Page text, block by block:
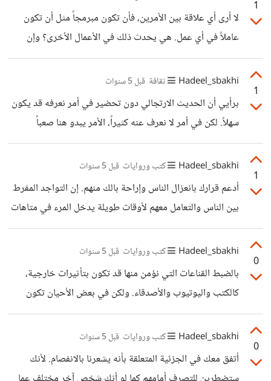
أحدهم بالتدخين حولي. و هناك بعض من السائقين عندما أصعد
معهم أو حتى أشخاص عاديين عند جلوسي معهم إن كانوا
يدخنون وطلبت منهم التوقف فيرفضوا. رغم أنني أطلب ذلك
1
لا أرى أي علاقة بين الأمرين، فأن تكون مبرمجاً مثل أن تكون
عاملاً في أي عمل. هي يحدث ذلك في الأعمال الأخرى؟ وإن
أصيب أحد المبرمجين بالهوس بالبرمجة نفسها، فهذا يمكن أن
يحدث في أي مجال من مجالات العمل. وفي القصة التي طرحها
الموضوع لا أجد رد فعل الزوجة خاطئاً، في النهاية إنه عملها وهي
تحبه كما يحب كل شخص منا عمله.
1
Hadeel_sbakhi ثقافة قبل 5 سنوات
برأيي أن الحديث الارتجالي دون تحضير في أمر نعرفه قد يكون
سهلاً. لكن في أمر لا نعرف عنه كثيراً، الأمر يبدو هنا صعباً
ومربكاً. ربما إن كان لدينا علم بأحد جوانب الموضوع قد نستطيع
التصرف لكن ماذا لو لم لكن لدينا أي علم في هذا الموضوع؟ أفكار
أخرى قد تكون: تبدأ الحديث بتوضيح ماهو الشيء الذي
ستتحدث عنه. تضرب الأمثلة حتى يكون كلامك واضحاً ومفهوماً
تماماً. تنهي الخطاب على هيئة تلخيص لما تحدثت عنه وما الأمور
1
Hadeel_sbakhi كتب وروايات قبل 5 سنوات
أدعم قرارك بانعزال الناس وإراحة بالك منهم. إن التواجد المفرط
بين الناس والتعامل معهم لأوقات طويلة يدخل المرء في متاهات
هو في غنى عنها. فيكفي الحفاظ على عدد محدود من العلاقات
كالأصدقاء المقربين وأفراد العائلة الداعمين.
0
Hadeel_sbakhi كتب وروايات قبل 5 سنوات
بالضبط القناعات التي نؤمن منها قد تكون بتأثيرات خارجية،
كالكتب واليوتيوب والأصدقاء. ولكن في بعض الأحيان تكون
بتأثير داخلي كتجاربك في الحياة والدروس المستفادة من هذه
التجارب. بالنسبة لي قناعاتي في الغالب مكتسبة من الكتب، لكن
بالطبع لم أكن كمن يأخذ الأفكار ويضعها في رأسه للتطبيق
وحسب. بل كنت أدرسها وأتساءل لمَ ذلك صحيح ولمّ هذا خاطئ؟
0
Hadeel_sbakhi كتب وروايات قبل 5 سنوات
أتفق معك في الجزئية المتعلقة بأنه يشعرنا بالانفصام. لأنك